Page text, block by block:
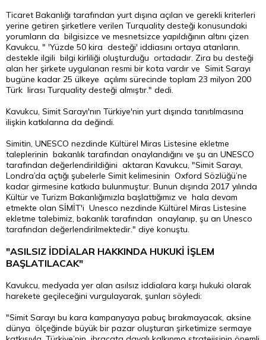
Ticaret Bakanlığı tarafından yurt dışına açılan ve gerekli kriterleri
yerine getiren şirketlere verilen Turquality desteği konusundaki
yorumların da bilgisizce ve mesnetsizce yapıldığının altını çizen
Kavukcu, " 'Yüzde 50 kira desteği' iddiasını ortaya atanların,
destekle ilgili bilgi kirliliği oluşturduğu ortadadır. Zira bu desteği
alan her şirkete uygulanan resmi bir kota vardır ve Simit Sarayı
bugüne kadar 25 ülkeye açılımı sürecinde toplam 23 milyon 200
Türk lirası Turquality desteği almıştır." dedi.
Kavukcu, Simit Sarayı'nın Türkiye'nin yurt dışında tanıtılmasına
ilişkin katkılarına da değindi.
Simitin, UNESCO nezdinde Kültürel Miras Listesine ekletme
taleplerinin bakanlık tarafından onaylandığını ve şu an UNESCO
tarafından değerlendirildiğini aktaran Kavukcu, "Simit Sarayı,
Londra’da açtığı şubelerle Simit kelimesinin Oxford Sözlüğü’ne
kadar girmesine katkıda bulunmuştur. Bunun dışında 2017 yılında
Kültür ve Turizm Bakanlığımızla başlattığımız ve hala devam
etmekte olan SİMİT'i Unesco nezdinde Kültürel Miras Listesine
ekletme talebimiz, bakanlık tarafından onaylanıp, şu an Unesco
tarafından değerlendirilmektedir." diye konuştu.
"ASILSIZ İDDİALAR HAKKINDA HUKUKİ İŞLEM
BAŞLATILACAK"
Kavukcu, medyada yer alan asılsız iddialara karşı hukuki olarak
harekete geçileceğini vurgulayarak, şunları söyledi:
"Simit Sarayı bu kara kampanyaya pabuç bırakmayacak, aksine
dünya ölçeğinde büyük bir pazar oluşturan şirketimize sermaye